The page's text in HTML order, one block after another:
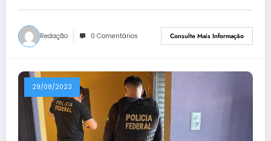
Redação 0 Comentários Consulte Mais Informação
29/08/2023